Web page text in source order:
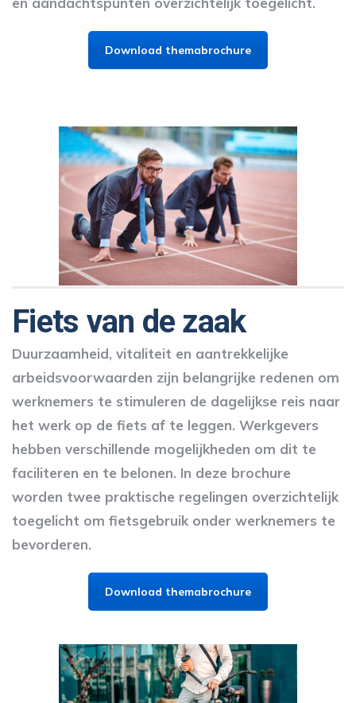
Download themabrochure
Fiets van de zaak
Duurzaamheid, vitaliteit en aantrekkelijke
arbeidsvoorwaarden zijn belangrijke redenen om
werknemers te stimuleren de dagelijkse reis naar
het werk op de fiets af te leggen. Werkgevers
hebben verschillende mogelijkheden om dit te
faciliteren en te belonen. In deze brochure
worden twee praktische regelingen overzichtelijk
toegelicht om fietsgebruik onder werknemers te
bevorderen.
Download themabrochure